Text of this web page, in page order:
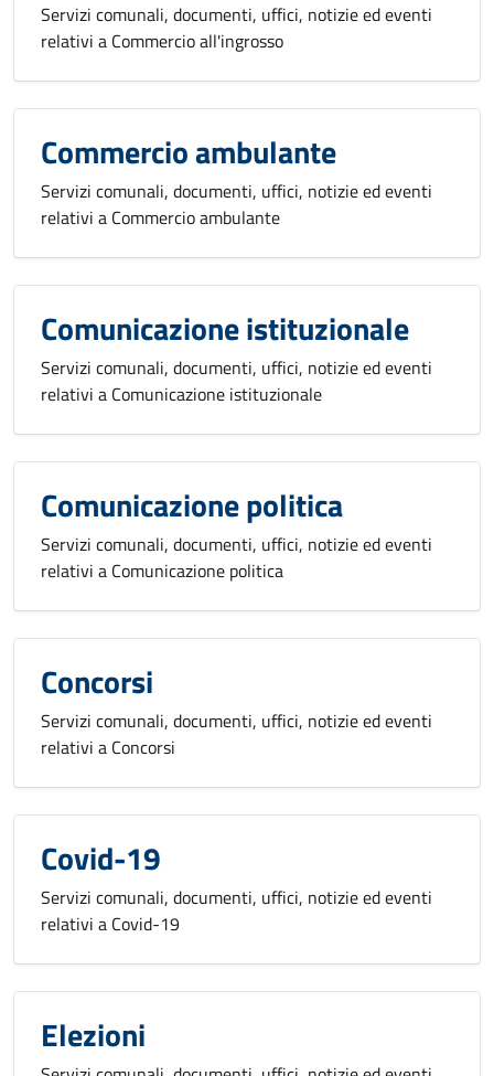
Servizi comunali, documenti, uffici, notizie ed eventi
relativi a Commercio all'ingrosso
Commercio ambulante
Servizi comunali, documenti, uffici, notizie ed eventi
relativi a Commercio ambulante
Comunicazione istituzionale
Servizi comunali, documenti, uffici, notizie ed eventi
relativi a Comunicazione istituzionale
Comunicazione politica
Servizi comunali, documenti, uffici, notizie ed eventi
relativi a Comunicazione politica
Concorsi
Servizi comunali, documenti, uffici, notizie ed eventi
relativi a Concorsi
Covid-19
Servizi comunali, documenti, uffici, notizie ed eventi
relativi a Covid-19
Elezioni